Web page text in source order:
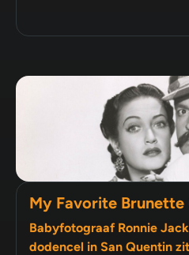
My Favorite Brunette
Babyfotograaf Ronnie
dodencel in San Quentin